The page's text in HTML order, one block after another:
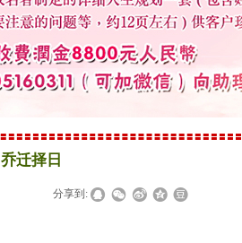
乔迁择日
分享到: